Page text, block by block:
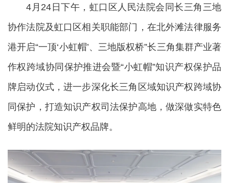
4月24日下午，虹口区人民法院会同长三角三地
协作法院及虹口区相关职能部门，在北外滩法律服务
港开启“一顶‘小虹帽’、三地版权桥”长三角集群产业著
作权跨域协同保护推进会暨“小虹帽”知识产权保护品
牌启动仪式，进一步深化长三角区域知识产权跨域协
同保护，打造知识产权司法保护高地，做深做实特色
鲜明的法院知识产权品牌。